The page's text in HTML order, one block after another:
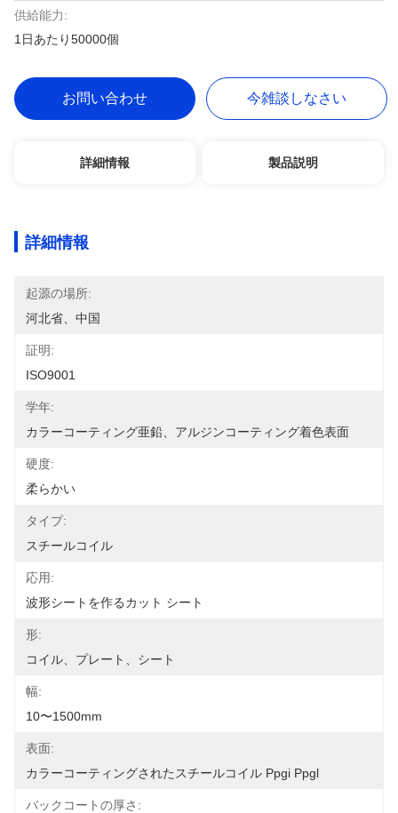
供給能力:
1日あたり50000個
お問い合わせ 今雑談しなさい
詳細情報 製品説明
詳細情報
起源の場所:
河北省、中国
証明:
ISO9001
学年:
カラーコーティング亜鉛、アルジンコーティング着色表面
硬度:
柔らかい
タイプ:
スチールコイル
応用:
波形シートを作るカット シート
形:
コイル、プレート、シート
幅:
10〜1500mm
表面:
カラーコーティングされたスチールコイル Ppgi Ppgl
バックコートの厚さ: